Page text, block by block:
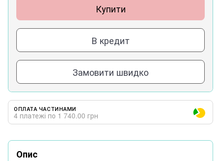
Купити
В кредит
Замовити швидко
ОПЛАТА ЧАСТИНАМИ
4 платежі по 1 740.00 грн
Опис